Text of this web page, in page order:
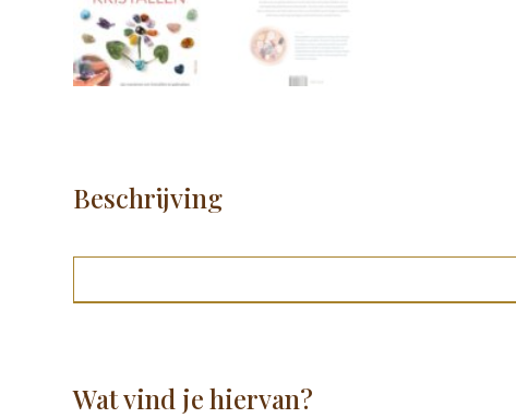
Beschrijving
Wat vind je hiervan?